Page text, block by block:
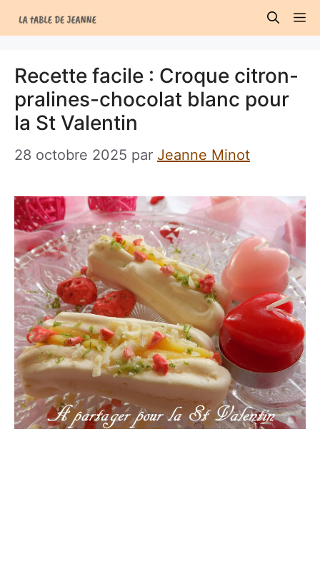
au
Recette facile : Croque citron-
pralines-chocolat blanc pour
la St Valentin
28 octobre 2025 par Jeanne Minot